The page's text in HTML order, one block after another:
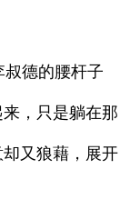
德的腰杆子
，只是躺在那
又狼藉，展开